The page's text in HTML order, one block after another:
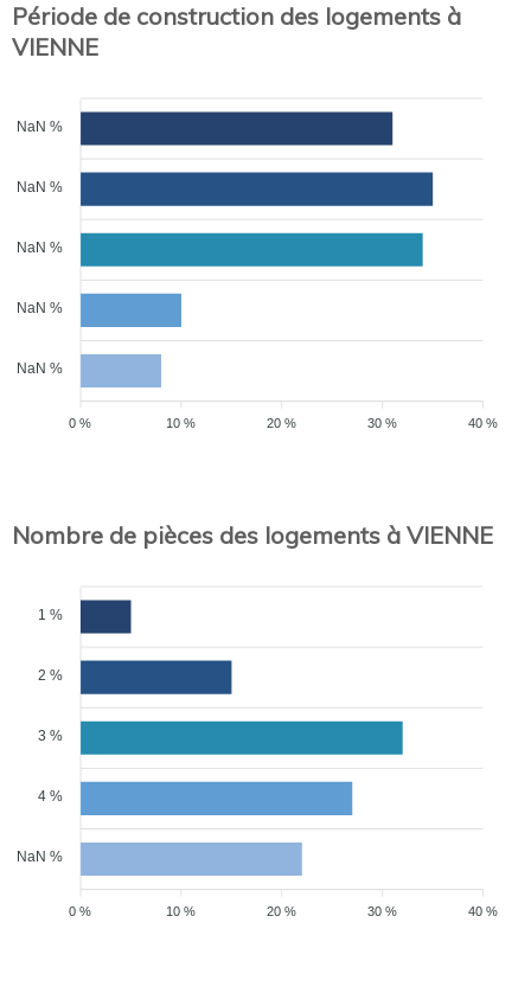
Période de construction des logements à
VIENNE
NaN %
NaN %
NaN %
NaN %
NaN %
40 %
30 %
20 %
10 %
0 %
Nombre de pièces des logements à VIENNE
1 %
2 %
3 %
4 %
NaN %
40 %
30 %
20 %
10 %
0 %